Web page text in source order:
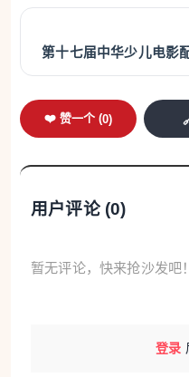
第十七届中华少儿电影
❤️ 赞一个 (0)
用户评论 (0)
暂无评论，快来抢沙发吧
登录